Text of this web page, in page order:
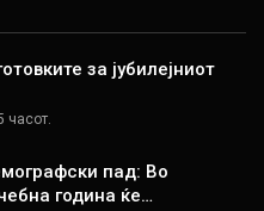
за јубилејниот
часот.
пад: Во
година ќе…